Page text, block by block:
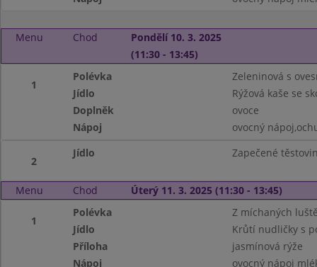
Menu Chod
Pondělí 10. 3. 2025
(11:30 - 13:45)
1
Polévka
Zeleninová s
Jídlo
Rýžová kaše se
Doplněk
ovoce
Nápoj
ovocný
2
Jídlo Zapečené
Menu Chod Úterý 11. 3. 2025 (11:30 - 13:45)
1
Polévka
Z míchaných
Jídlo
Krůtí nudličky s
Příloha
jasmínová rýže
Nápoj
ovocný nápoj